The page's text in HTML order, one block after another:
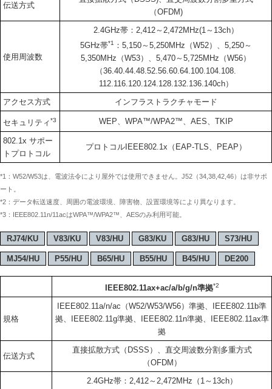
伝送方式
（OFDM)
使用周波数
2.4GHz帯：2,412～2,472MHz(1～13ch）
5GHz帯*1
：5,150～5,250MHz（W52）、5,250～
5,350MHz（W53）、5,470～5,725MHz（W56）
（36.40.44.48.52.56.60.64.100.104.108.
112.116.120.124.128.132.136.140ch）
アクセス方式
インフラストラクチャモード
セキュリティ*3 WEP、WPA™/WPA2™、AES、TKIP
802.1x サポー
トプロトコル
プロトコルIEEE802.1x（EAP-TLS、PEAP）
*1：W52/W53は、電波法令により屋外では使用できません。J52（34,38,42,46）は非サポ
ート。
*2：データ転送速度、周囲の電波環境、障害物、設置環境等により異なります。
*3：IEEE802.11n/11acはWPA™/WPA2™、AESのみ利用可能。
RJ74/KU V83/KU V83/HU G83/KU G83/HU S73/HU
MJ54/HU P55/HU B65/HU B55/HU B45/HU DE200
IEEE802.11ax+ac/a/b/g/n準拠*2
規格
IEEE802.11a/n/ac（W52/W53/W56）準拠、IEEE802.11b準
拠、IEEE802.11g準拠、IEEE802.11n準拠、IEEE802.11ax準
拠
伝送方式
直接拡散方式（DSSS）、直交周波数分割多重方式
（OFDM）
2.4GHz帯：2,412～2,472MHz（1～13ch）